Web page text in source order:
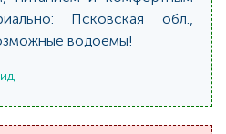
Псковская обл.,
водоемы!